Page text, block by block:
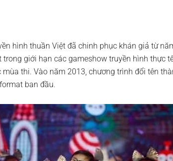
hình thuần Việt đã chinh phục khán giả từ
giới hạn các gameshow truyền hình thực
thi. Vào năm 2013, chương trình đổi tên
ban đầu.